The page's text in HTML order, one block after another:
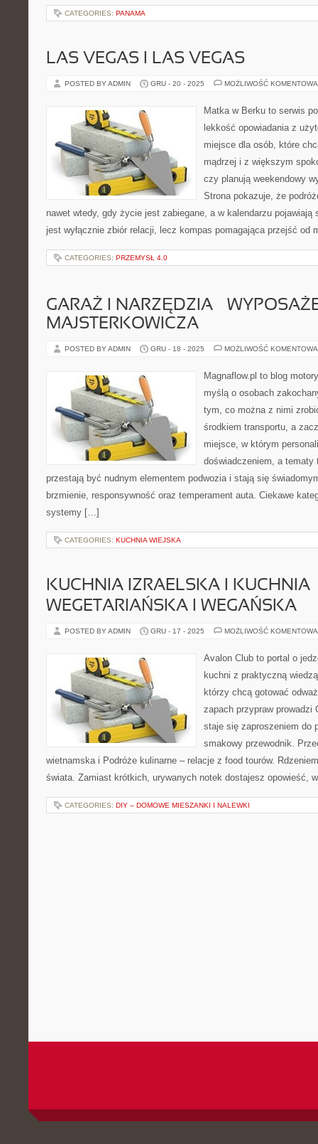
CATEGORIES: PANAMA
LAS VEGAS I LAS VEGAS
POSTED BY ADMIN GRU - 20 - 2025 MOŻLIWOŚĆ
Matka w Berku to serwis
lekkość opowiadania z
miejsce dla osób, które
mądrzej i z większym
czy planują weekendowy
Strona pokazuje, że
nawet wtedy, gdy życie jest zabiegane, a w kalendarzu pojawiają
jest wyłącznie zbiór relacji, lecz kompas pomagająca przejść od
CATEGORIES: PRZEMYSŁ 4.0
GARAŻ I NARZĘDZIA –
MAJSTERKOWICZA
POSTED BY ADMIN GRU - 18 - 2025 MOŻLIWOŚĆ
Magnaflow.pl to blog
myślą o osobach
tym, co można z nimi
środkiem transportu, a
miejsce, w którym
doświadczeniem, a tematy
przestają być nudnym elementem podwozia i stają się
brzmienie, responsywność oraz temperament auta. Ciekawe
systemy […]
CATEGORIES: KUCHNIA WIEJSKA
KUCHNIA IZRAELSKA I KUCHNIA
WEGETARIAŃSKA I WEGAŃSKA
POSTED BY ADMIN GRU - 17 - 2025 MOŻLIWOŚĆ
Avalon Club to portal o
kuchni z praktyczną
którzy chcą gotować
zapach przypraw prowadzi
staje się zaproszeniem do
smakowy przewodnik.
wietnamska i Podróże kulinarne – relacje z food tourów.
świata. Zamiast krótkich, urywanych notek dostajesz opowieść,
CATEGORIES: DIY – DOMOWE MIESZANKI I NALEWKI